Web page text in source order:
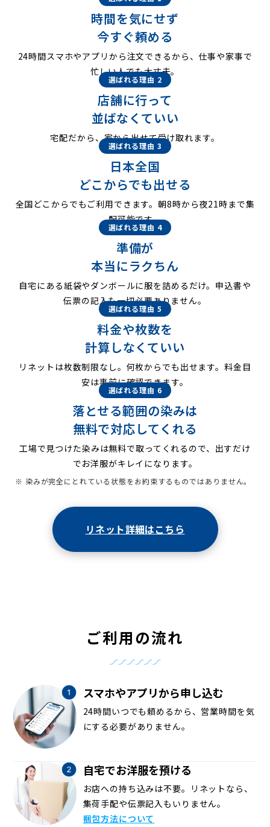
時間を気にせず
今すぐ頼める
24時間スマホやアプリから注文できるから、仕事や家事で
忙しい人でも大丈夫。
選ばれる理由 2
店舗に行って
並ばなくていい
宅配だから、家から出せて受け取れます。
選ばれる理由 3
日本全国
どこからでも出せる
全国どこからでもご利用できます。朝8時から夜21時まで集
配可能です。
選ばれる理由 4
準備が
本当にラクちん
自宅にある紙袋やダンボールに服を詰めるだけ。申込書や
伝票の記入も一切必要ありません。
選ばれる理由 5
料金や枚数を
計算しなくていい
リネットは枚数制限なし。何枚からでも出せます。料金目
安は事前に確認できます。
選ばれる理由 6
落とせる範囲の染みは
無料で対応してくれる
工場で見つけた染みは無料で取ってくれるので、出すだけ
でお洋服がキレイになります。
※ 染みが完全にとれている状態をお約束するものではありません。
リネット詳細はこちら
ご利用の流れ
スマホやアプリから申し込む
24時間いつでも頼めるから、営業時間を気
にする必要がありません。
自宅でお洋服を預ける
お店への持ち込みは不要。リネットなら、
集荷手配や伝票記入もいりません。
梱包方法について